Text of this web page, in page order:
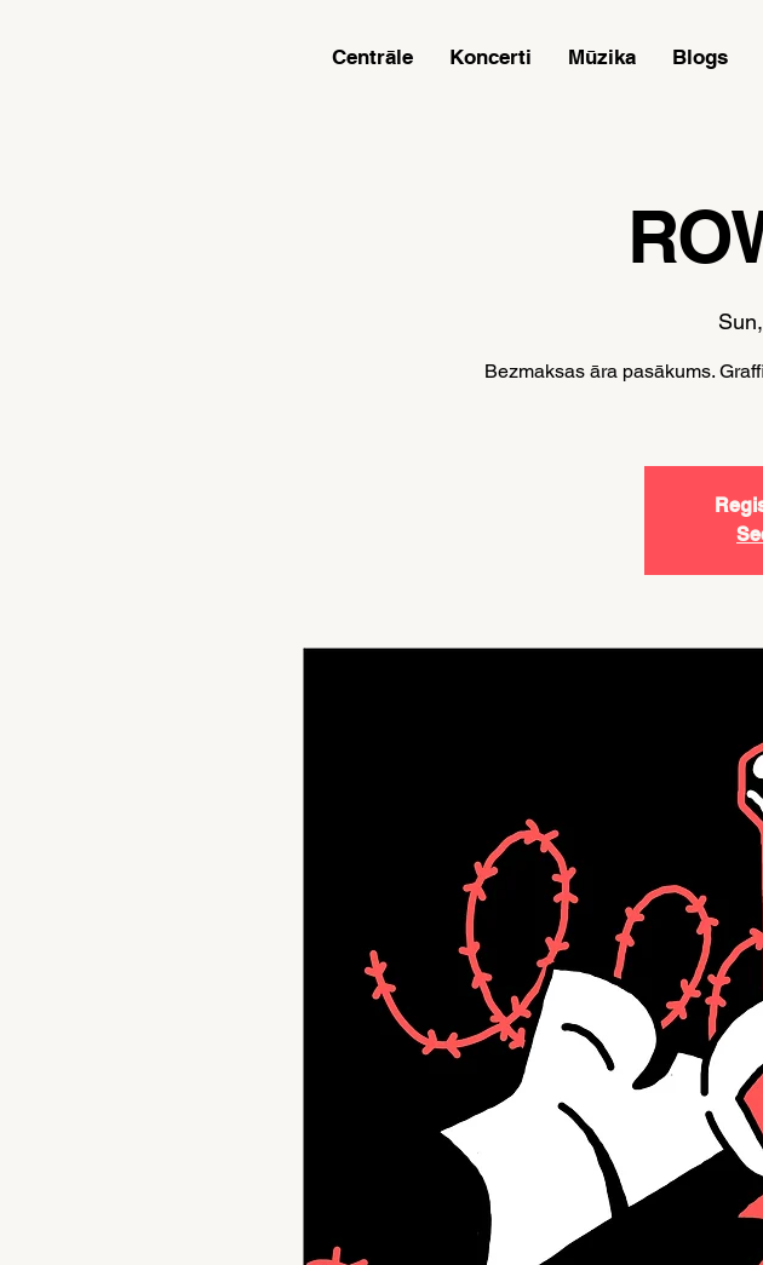
Centrāle Koncerti Mūzika Blogs
Bezmaksas āra pasākums.